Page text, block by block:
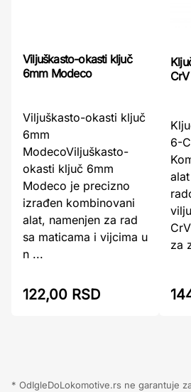
Viljuškasto-okasti ključ
6mm Modeco
Viljuškasto-okasti ključ
6mm
ModecoViljuškasto-
okasti ključ 6mm
Modeco je precizno
izrađen kombinovani
alat, namenjen za rad
sa maticama i vijcima u
n ...
122,00 RSD
6-
za
* OdIgleDoLokomotive.rs ne garantuje